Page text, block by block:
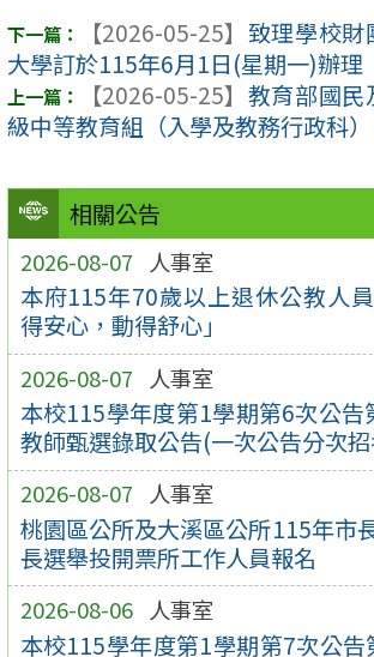
相關公告
2026-08-07 人事室
本府115年70歲以上退休公教人
得安心，動得舒心」
2026-08-07 人事室
本校115學年度第1學期第6次公告
教師甄選錄取公告(一次公告分次
2026-08-07 人事室
桃園區公所及大溪區公所115年市
長選舉投開票所工作人員報名
2026-08-06 人事室
本校115學年度第1學期第7次公
【2026-05-25】 致理學校財
大學訂於115年6月1日(星期一)辦理
【2026-05-25】 教育部國民
級中等教育組（入學及教務行政科）